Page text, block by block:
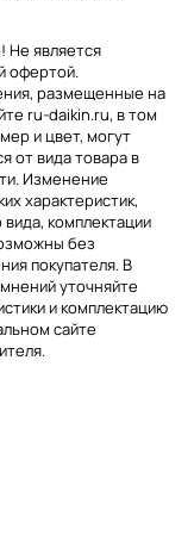
Не является
офертой.
размещенные на
ru-daikin.ru, в том
и цвет, могут
от вида товара в
Изменение
характеристик,
комплектации
без
покупателя. В
уточняйте
и комплектацию
сайте